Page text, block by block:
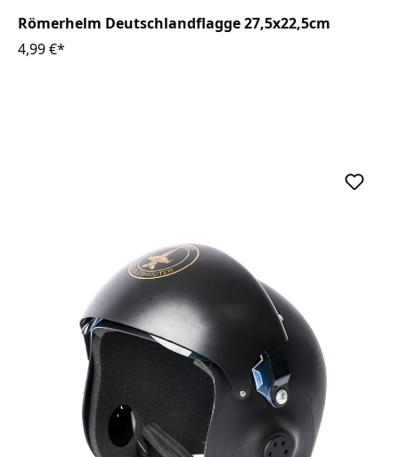
Römerhelm Deutschlandflagge 27,5x22,5cm
4,99 €*